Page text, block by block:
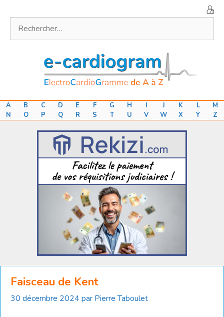
contenu
A B C D E F G H I J K L
M
N
O P Q R S T U V W X Y Z
Faisceau de Kent
30 décembre 2024 par Pierre Taboulet